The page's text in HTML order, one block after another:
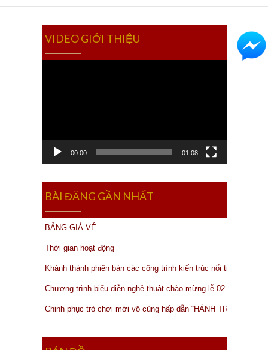
VIDEO GIỚI THIỆU
00:00 01:08
BÀI ĐĂNG GẦN NHẤT
BẢNG GIÁ VÉ
Thời gian hoạt động
Khánh thành phiên bản các công trình kiến trúc nổi tiếng của
Chương trình biểu diễn nghệ thuật chào mừng lễ 02.09.2019
Chinh phục trò chơi mới vô cùng hấp dẫn “HÀNH TRÌNH MẠO